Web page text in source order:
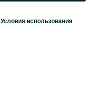
Условия использования.